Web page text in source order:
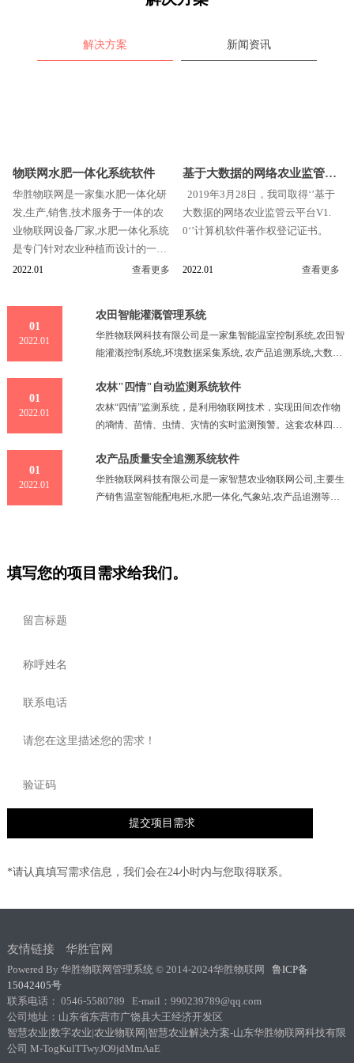
解决方案 新闻资讯
物联网水肥一体化系统软件
华胜物联网是一家集水肥一体化研
发,生产,销售,技术服务于一体的农
业物联网设备厂家,水肥一体化系统
是专门针对农业种植而设计的一款
农业自动化设备.公司以最新的技术,
来优质产品和技术服务,水肥一体化
可以帮助生产者很方便的实现自动
水肥一体化管理.
2022.01 查看更多
基于大数据的网络农业监管云
平台
2019年3月28日，我司取得‘’基于
大数据的网络农业监管云平台V1.
0‘’计算机软件著作权登记证书。
2022.01 查看更多
01
2022.01
农田智能灌溉管理系统
华胜物联网科技有限公司是一家集智能温室控制系统,农田智
能灌溉控制系统,环境数据采集系统, 农产品追溯系统,大数据
气象站, 数字传感器,视频监控, 智能控制器,节水灌溉设备, 通
讯技术,农业技术,传感技术的集成与融合致力于物联网相关产
品的研发和相关应用的智慧农业等农业科技领域，为农业提
01
2022.01
农林"四情"自动监测系统软件
农林“四情”监测系统，是利用物联网技术，实现田间农作物
的墒情、苗情、虫情、灾情的实时监测预警。这套农林四情
器、物联网、云平台、大数据以及互联网等信息技术为基
础，由墒情传感器、苗情灾情摄像机、虫情测报灯、网络数
字摄像机、作物生理生态监测仪，以及预警预报系统、系
01
2022.01
农产品质量安全追溯系统软件
华胜物联网科技有限公司是一家智慧农业物联网公司,主要生
产销售温室智能配电柜,水肥一体化,气象站,农产品追溯等设
技术运用在了农业领域,助推我国农业现代化发展.
填写您的项目需求给我们。
*请认真填写需求信息，我们会在24小时内与您取得联系。
友情链接 华胜官网
Powered By 华胜物联网管理系统 © 2014-2024华胜物联网 鲁ICP备
15042405号
联系电话： 0546-5580789 E-mail：990239789@qq.com
公司地址：山东省东营市广饶县大王经济开发区
智慧农业|数字农业|农业物联网|智慧农业解决方案-山东华胜物联网科技有限
公司 M-TogKulTTwyJO9jdMmAaE